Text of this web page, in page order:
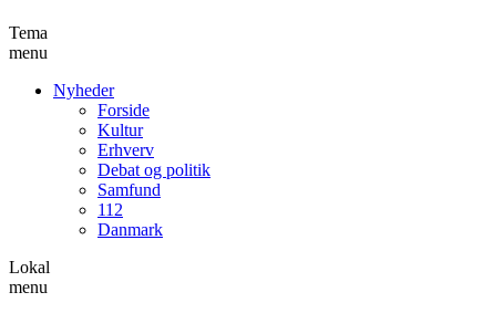
Tema
menu
Nyheder
Forside
Kultur
Erhverv
Debat og politik
Samfund
112
Danmark
Lokal
menu